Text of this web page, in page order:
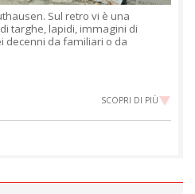
Sul retro vi è una
targhe, lapidi, immagini di
decenni da familiari o da
SCOPRI DI PIÙ